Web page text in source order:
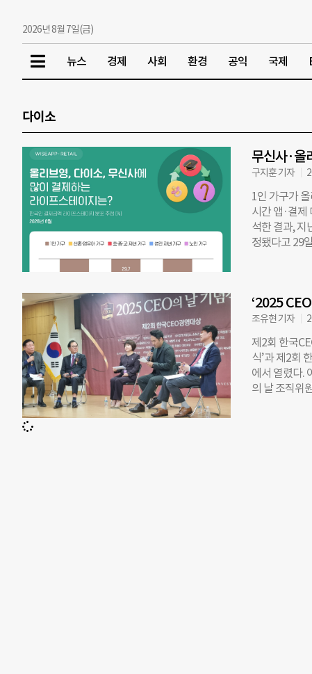
2026년 8월 7일(금)
뉴스 경제 사회 환경 공익 국제
다이소
무신사·올
구지훈 기자
1인 가구가
시간 앱·결제
석한 결과, 지
정됐다고 29
고, 무신사는
으로 집계됐
에 달해 상
번 조사는 신
통한 결제는
나은미래 기자
‘2025
조유현 기자
제2회 한국
식’과 제2회
에서 열렸다.
의 날 조직위